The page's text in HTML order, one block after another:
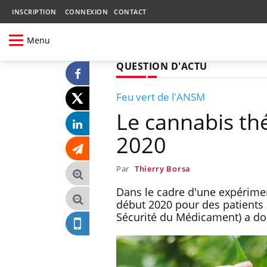
INSCRIPTION CONNEXION CONTACT
Menu
QUESTION D'ACTU
Feu vert de l'ANSM
Le cannabis
2020
Par Thierry Borsa
Dans le cadre d'une
début 2020 pour des
Sécurité du Médicament) a